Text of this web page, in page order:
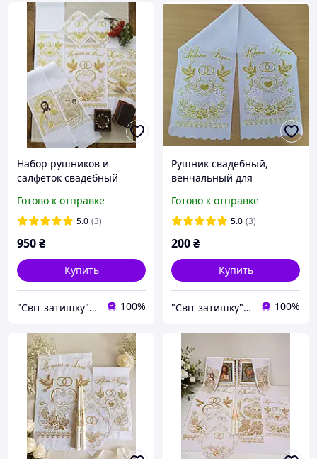
Набор рушников и
салфеток свадебный
Готово к отправке
5.0 (3)
950₴
Купить
"Світ затишку" интернет-магазин текстиля и швейной фурнитуры 100%
Рушник свадебный,
венчальный для
разом"
Готово к отправке
5.0 (3)
200₴
Купить
"Світ затишку" интернет-магазин текстиля и швейной фурнитуры 100%